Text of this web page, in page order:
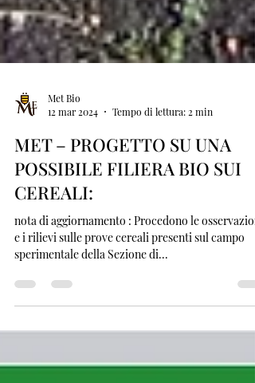
Met Bio
12 mar 2024
Tempo di lettura: 2 min
MET – PROGETTO SU UNA
POSSIBILE FILIERA BIO SUI
CEREALI:
nota di aggiornamento : Procedono le